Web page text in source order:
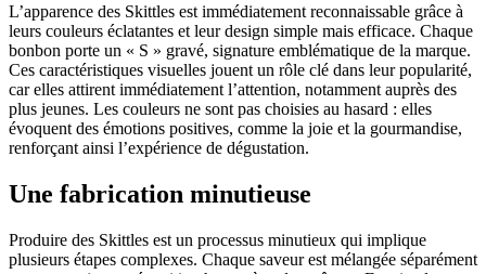
L’apparence des Skittles est immédiatement reconnaissable grâce à
leurs couleurs éclatantes et leur design simple mais efficace. Chaque
bonbon porte un « S » gravé, signature emblématique de la marque.
Ces caractéristiques visuelles jouent un rôle clé dans leur popularité,
car elles attirent immédiatement l’attention, notamment auprès des
plus jeunes. Les couleurs ne sont pas choisies au hasard : elles
évoquent des émotions positives, comme la joie et la gourmandise,
renforçant ainsi l’expérience de dégustation.
Une fabrication minutieuse
Produire des Skittles est un processus minutieux qui implique
plusieurs étapes complexes. Chaque saveur est mélangée séparément